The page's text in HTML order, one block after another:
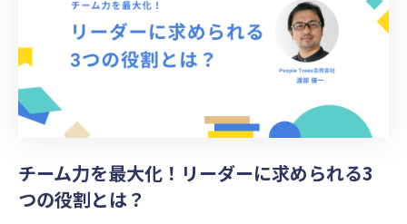
チーム力を最大化！リーダーに求められる3
つの役割とは？